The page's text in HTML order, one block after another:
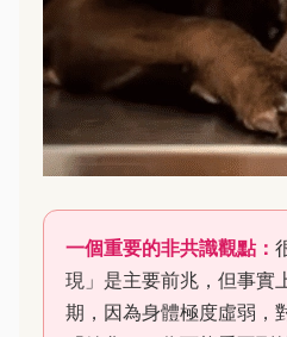
一個重要的非共識觀點：
現」是主要前兆，但事實
期，因為身體極度虛弱，